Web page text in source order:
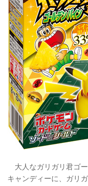
大人なガリガリ君ゴ
キャンディーに、ガリ